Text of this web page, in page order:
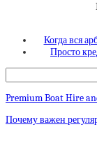
Когда вся
Просто
Premium Boat Hire
Почему важен